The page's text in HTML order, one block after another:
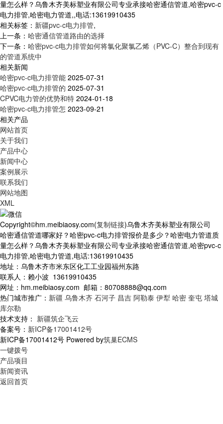
量怎么样？乌鲁木齐美标塑业有限公司专业承接哈密通信管道,哈密pvc-c
电力排管,哈密电力管道,,电话:13619910435
相关标签： 新疆pvc-c电力排管,
上一条： 哈密通信管道路由的选择
下一条： 哈密pvc-c电力排管如何将氯化聚氯乙烯（PVC-C）整合到现有
的管道系统中
相关新闻
哈密pvc-c电力排管能 2025-07-31
哈密pvc-c电力排管的 2025-07-31
CPVC电力管的优势和特 2024-01-18
哈密pvc-c电力排管怎 2023-09-21
相关产品
网站首页
关于我们
产品中心
新闻中心
案例展示
联系我们
网站地图
XML
Copyright©hm.meibiaosy.com(复制链接)乌鲁木齐美标塑业有限公司
哈密通信管道哪家好？哈密pvc-c电力排管报价是多少？哈密电力管道质
量怎么样？乌鲁木齐美标塑业有限公司专业承接哈密通信管道,哈密pvc-c
电力排管,哈密电力管道,电话:13619910435
地址：乌鲁木齐市米东区化工工业园福州东路
联系人：赖小波 13619910435
网址：hm.meibiaosy.com 邮箱：80708888@qq.com
热门城市推广： 新疆 乌鲁木齐 石河子 昌吉 阿勒泰 伊犁 哈密 奎屯 塔城
库尔勒
技术支持： 新疆筑企飞云
备案号： 新ICP备17001412号
新ICP备17001412号 Powered by筑巢ECMS
一键拨号
产品项目
新闻资讯
返回首页